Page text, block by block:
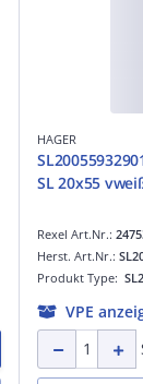
HAGER
SL 20x55
Rexel Art.Nr.:
Produkt Type:
Herst. Art.Nr.:
VPE